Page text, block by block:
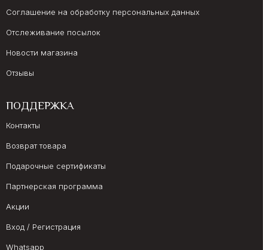
Соглашение на обработку персональных данных
Отслеживание посылок
Новости магазина
Отзывы
ПОДДЕРЖКА
Контакты
Возврат товара
Подарочные сертификаты
Партнерская программа
Акции
Вход / Регистрация
Whatsapp